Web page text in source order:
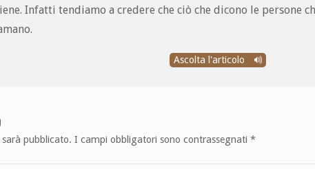
Infatti tendiamo a credere che ciò che dicono le persone
Ascolta l'articolo
pubblicato. I campi obbligatori sono contrassegnati*